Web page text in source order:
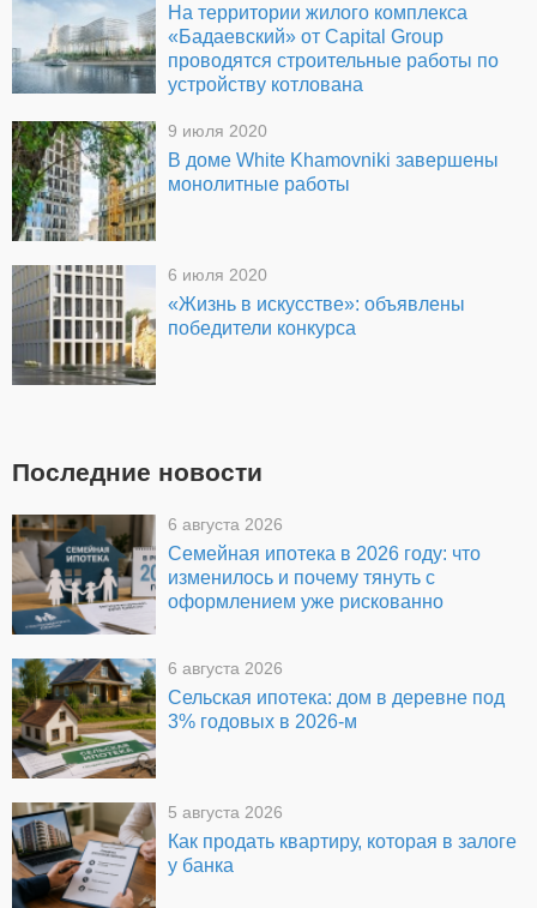
На территории жилого комплекса
«Бадаевский» от Capital Group
проводятся строительные работы по
устройству котлована
9 июля 2020
В доме White Khamovniki завершены
монолитные работы
6 июля 2020
«Жизнь в искусстве»: объявлены
победители конкурса
Последние новости
6 августа 2026
Семейная ипотека в 2026 году: что
изменилось и почему тянуть с
оформлением уже рискованно
6 августа 2026
Сельская ипотека: дом в деревне под
3% годовых в 2026-м
5 августа 2026
Как продать квартиру, которая в залоге
у банка